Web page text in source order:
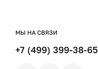
МЫ НА СВЯЗИ
+7 (499) 399-38-65